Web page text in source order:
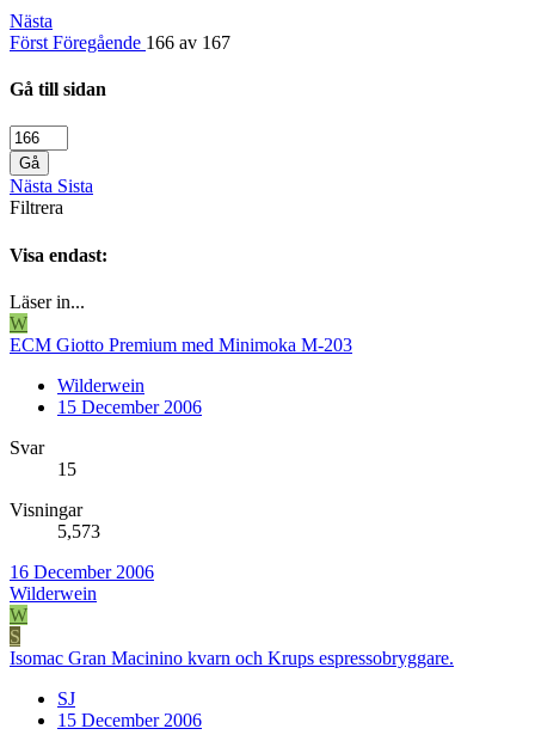
Nästa
Först Föregående 166 av 167
Gå till sidan
Gå
Nästa Sista
Filtrera
Visa endast:
Läser in...
W
ECM Giotto Premium med Minimoka M-203
Wilderwein
15 December 2006
Svar
15
Visningar
5,573
16 December 2006
Wilderwein
W
S
Isomac Gran Macinino kvarn och Krups espressobryggare.
SJ
15 December 2006